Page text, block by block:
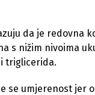
da je redovna
s nižim nivoima
triglicerida.
se umjerenost jer